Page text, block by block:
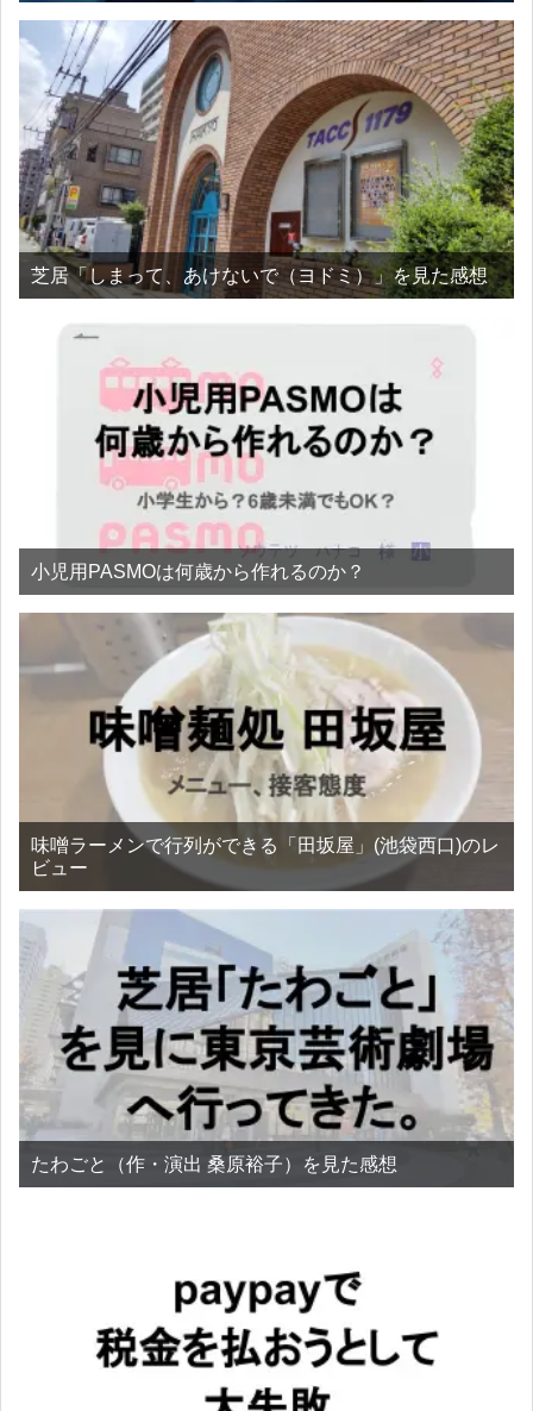
芝居「しまって、あけないで（ヨドミ）」を見た感想
小児用PASMOは何歳から作れるのか？
味噌ラーメンで行列ができる「田坂屋」(池袋西口)のレ
ビュー
たわごと（作・演出 桑原裕子）を見た感想